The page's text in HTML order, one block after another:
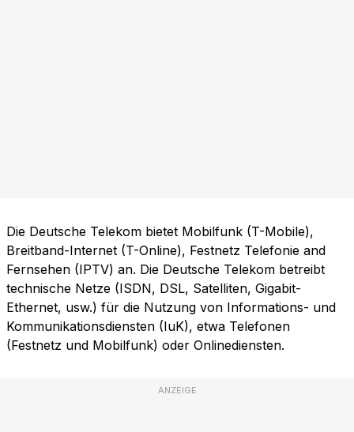
Die Deutsche Telekom bietet Mobilfunk (T-Mobile),
Breitband-Internet (T-Online), Festnetz Telefonie and
Fernsehen (IPTV) an. Die Deutsche Telekom betreibt
technische Netze (ISDN, DSL, Satelliten, Gigabit-
Ethernet, usw.) für die Nutzung von Informations- und
Kommunikationsdiensten (IuK), etwa Telefonen
(Festnetz und Mobilfunk) oder Onlinediensten.
ANZEIGE